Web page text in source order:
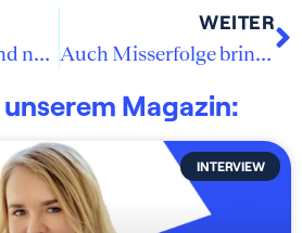
Sei authentisch und nutze die Chancen, die sich dir bieten!
WEITER
Auch Misserfolge bringen dich weiter
Magazin:
INTERVIEW